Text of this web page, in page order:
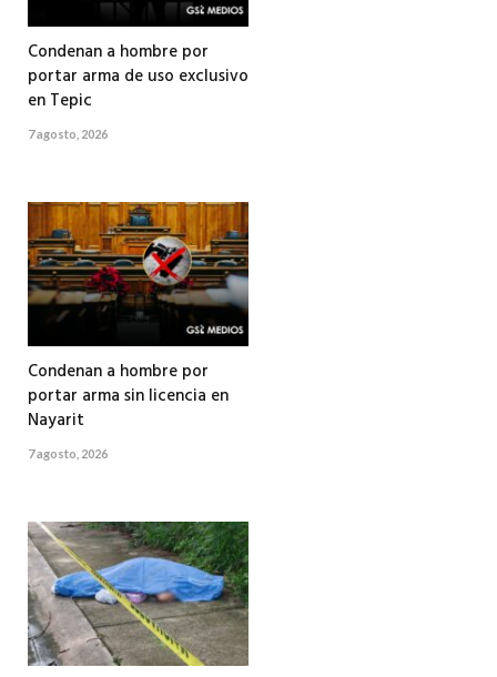
Condenan a hombre por
portar arma de uso exclusivo
en Tepic
7 agosto, 2026
Condenan a hombre por
portar arma sin licencia en
Nayarit
7 agosto, 2026